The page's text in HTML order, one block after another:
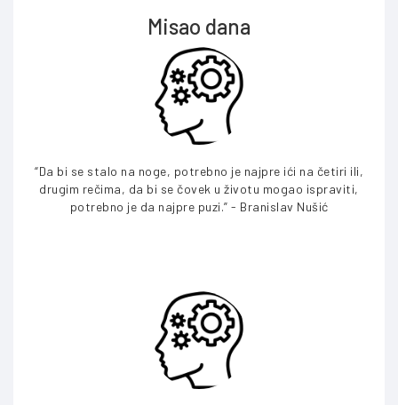
Misao dana
“Da bi se stalo na noge, potrebno je najpre ići na četiri ili,
drugim rečima, da bi se čovek u životu mogao ispraviti,
potrebno je da najpre puzi.” - Branislav Nušić